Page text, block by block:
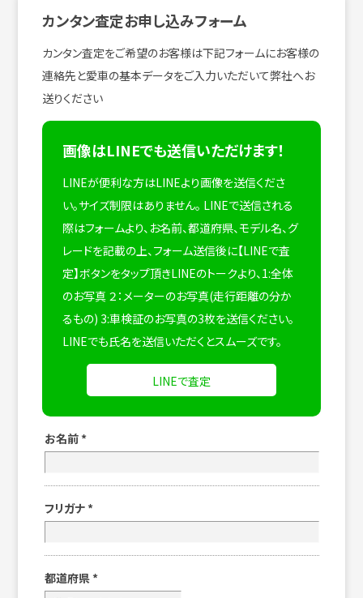
カンタン査定お申し込みフォーム
カンタン査定をご希望のお客様は下記フォームにお客様の
連絡先と愛車の基本データをご入力いただいて弊社へお
送りください
画像はLINEでも送信いただけます！
LINEが便利な方はLINEより画像を送信くださ
い。サイズ制限はありません。 LINEで送信される
際はフォームより、お名前、都道府県、モデル名、グ
レードを記載の上、フォーム送信後に【LINEで査
定】ボタンをタップ頂きLINEのトークより、1:全体
のお写真 ２：メーターのお写真(走行距離の分か
るもの) 3:車検証のお写真の3枚を送信ください。
LINEでも氏名を送信いただくとスムーズです。
LINEで査定
お名前 *
フリガナ *
都道府県 *